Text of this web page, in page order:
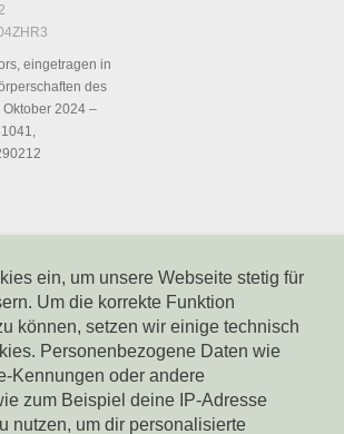
eingetragen in
des
Oktober 2024 –
Sparkasse
ein, um unsere Webseite stetig für
Um die korrekte Funktion
können, setzen wir einige technisch
Personenbezogene Daten wie
Kennungen oder andere
zum Beispiel deine IP-Adresse
nutzen, um dir personalisierte